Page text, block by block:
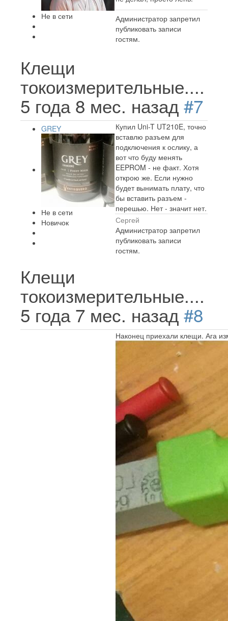
Не в сети
Администратор запретил
публиковать записи
гостям.
Клещи
токоизмерительные....
5 года 8 мес. назад #7
GREY
Не в сети
Новичок
Купил Uni-T UT210E, точно
вставлю разъем для
подключения к ослику, а
вот что буду менять
EEPROM - не факт. Хотя
открою же. Если нужно
будет вынимать плату, что
бы вставить разъем -
перешью. Нет - значит нет.
Сергей
Администратор запретил
публиковать записи
гостям.
Клещи
токоизмерительные....
5 года 7 мес. назад #8
Наконец приехали клещи. Ага